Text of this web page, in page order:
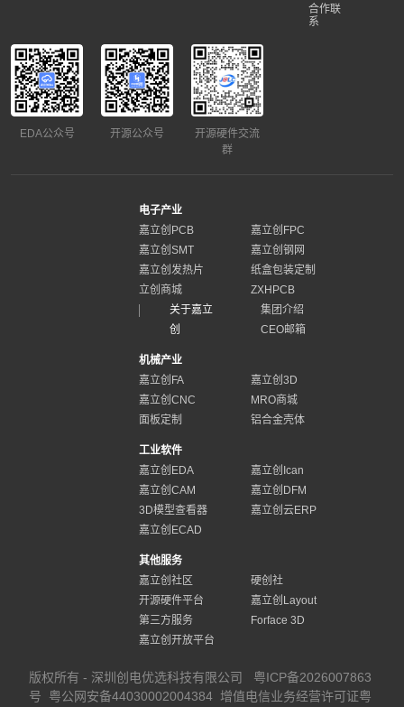
合作联
系
EDA公众号 开源公众号
开源硬件交流
群
电子产业
嘉立创PCB
嘉立创FPC
嘉立创SMT
嘉立创钢网
嘉立创发热片
纸盒包装定制
立创商城
ZXHPCB
关于嘉立
创
集团介绍
CEO邮箱
机械产业
嘉立创FA
嘉立创3D
嘉立创CNC
MRO商城
面板定制
铝合金壳体
工业软件
嘉立创EDA
嘉立创Ican
嘉立创CAM
嘉立创DFM
3D模型查看器
嘉立创云ERP
嘉立创ECAD
其他服务
嘉立创社区
硬创社
开源硬件平台
嘉立创Layout
第三方服务
Forface 3D
嘉立创开放平台
版权所有 - 深圳创电优选科技有限公司
粤ICP备2026007863
号
粤公网安备44030002004384 增值电信业务经营许可证粤